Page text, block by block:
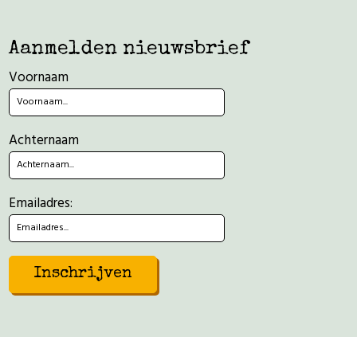
Aanmelden nieuwsbrief
Voornaam
Achternaam
Emailadres: